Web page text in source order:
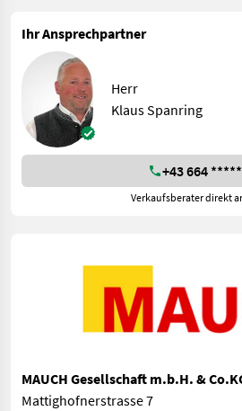
Ihr Ansprechpartner
Herr
Klaus Spanring
+43 664
Verkaufsberater direkt
MAUCH Gesellschaft m.b.H. &
Mattighofnerstrasse 7